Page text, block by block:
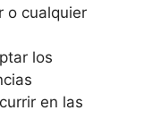
o cualquier
los
en las